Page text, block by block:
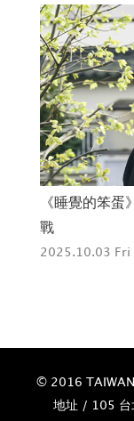
《藤本樹17-
然回首》創作
2025.10.21 Tue
© 2016
地址 / 105 台